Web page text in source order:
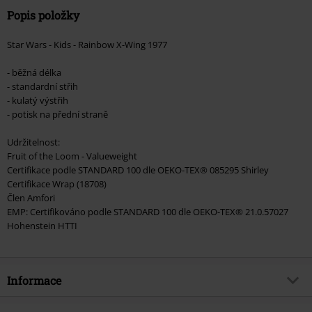
Popis položky
Star Wars - Kids - Rainbow X-Wing 1977
- běžná délka
- standardní střih
- kulatý výstřih
- potisk na přední straně
Udržitelnost:
Fruit of the Loom - Valueweight
Certifikace podle STANDARD 100 dle OEKO-TEX® 085295 Shirley
Certifikace Wrap (18708)
Člen Amfori
EMP: Certifikováno podle STANDARD 100 dle OEKO-TEX® 21.0.57027
Hohenstein HTTI
Informace